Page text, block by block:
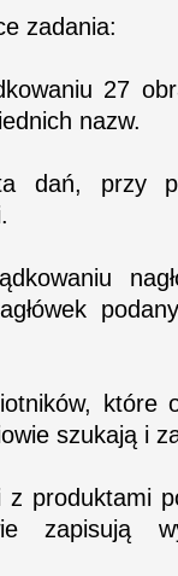
zadania:
27
nazw.
dań, przy
które
szukają i
produktami
zapisują